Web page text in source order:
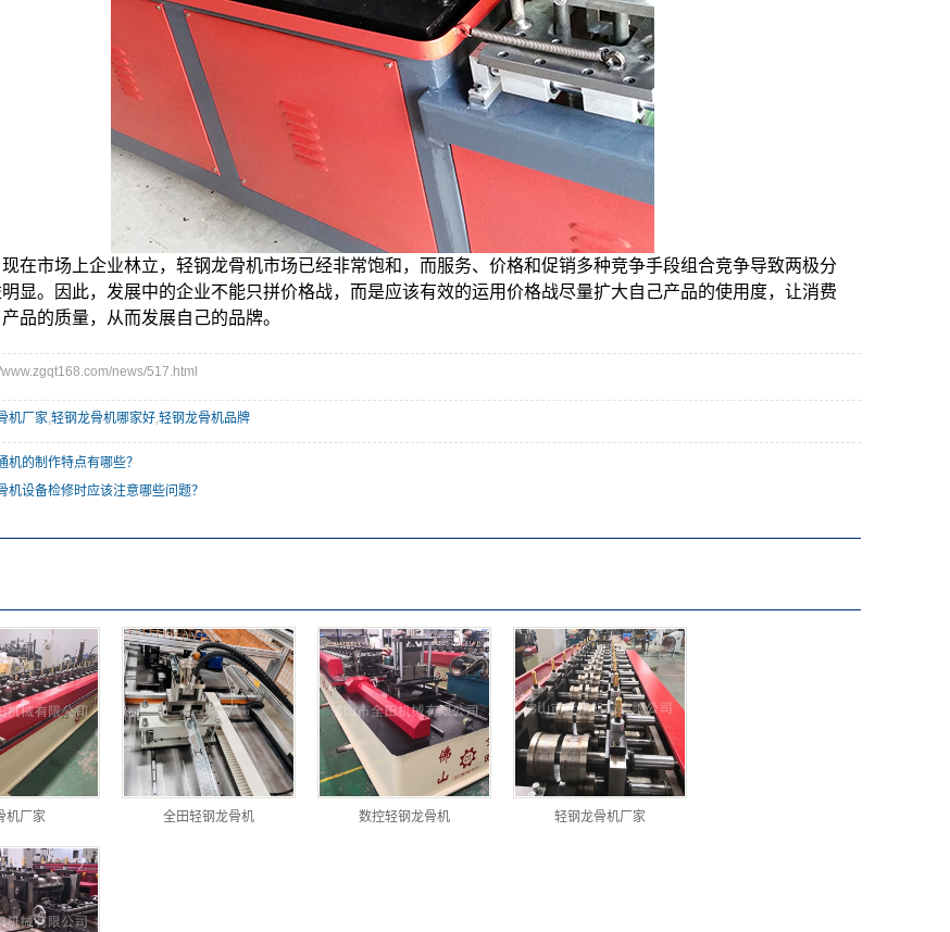
在市场上企业林立，轻钢龙骨机市场已经非常饱和，而服务、价格和促销多种竞争手段组合竞争导致两极分
显。因此，发展中的企业不能只拼价格战，而是应该有效的运用价格战尽量扩大自己产品的使用度，让消费
品的质量，从而发展自己的品牌。
news/517.html
机厂家,轻钢龙骨机哪家好,轻钢龙骨机品牌
机的制作特点有哪些？
机设备检修时应该注意哪些问题？
机厂家 全田轻钢龙骨机 数控轻钢龙骨机 轻钢龙骨机厂家